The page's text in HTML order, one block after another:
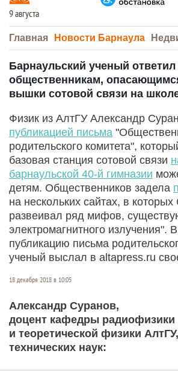
9 августа
Главная Новости Барнаула
Барнаульский ученый ответил
общественникам,
вышки сотовой связи на
Физик из АлтГУ Александр
публикацией письма
родительского комитета",
базовая станция сотовой связи
барнаульской 40-й гимназии
детям. Общественников задела
на нескольких сайтах, в
развеивал ряд мифов,
электромагнитного излучения".
публикацию письма
ученый выслал в altapress.ru
18 декабря 2018 в 10:05
Александр Суранов,
доцент кафедры радиофизики
и теоретической физики
технических наук: